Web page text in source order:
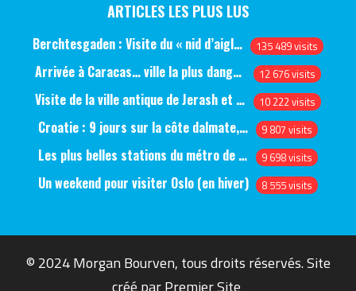
ARTICLES LES PLUS LUS
Berchtesgaden : Visite du « nid d’aigle » et des bunkers d’Hitler 135 489 visits
Arrivée à Caracas… ville la plus dangereuse du monde (jour 1) 12 676 visits
Visite de la ville antique de Jerash et du château d’Ajlun (jour 1) 10 222 visits
Croatie : 9 jours sur la côte dalmate, de Split à Dubrovnik, en passant par Hvar et Mjlet 9 807 visits
Les plus belles stations du métro de Saint-Pétersbourg 9 698 visits
Un weekend pour visiter Oslo (en hiver) 8 555 visits
© 2024 Morgan Bourven, tous droits réservés. Site
créé parPremier Site